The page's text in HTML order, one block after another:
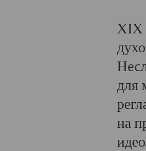
XIX
для
на